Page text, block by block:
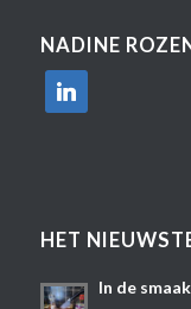
NADINE
linkedin
HET
In de